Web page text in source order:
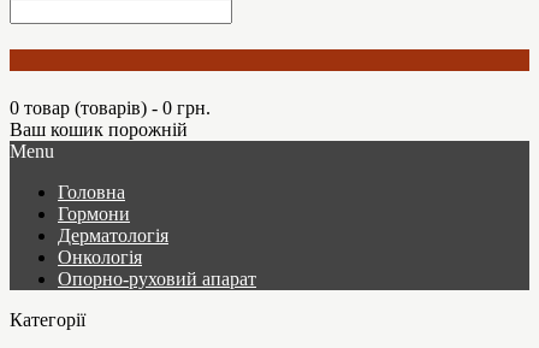
0 товар (товарів) - 0 грн.
Ваш кошик порожній
Menu
Головна
Гормони
Дерматологія
Онкологія
Опорно-руховий апарат
Категорії